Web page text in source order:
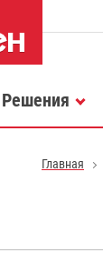
Решения
Главная